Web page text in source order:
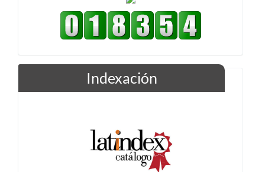
Indexación